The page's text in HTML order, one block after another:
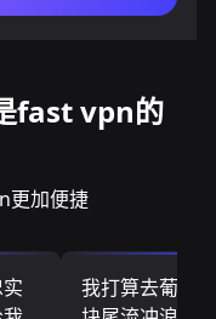
fast vpn的
更加便捷
我打算去葡萄